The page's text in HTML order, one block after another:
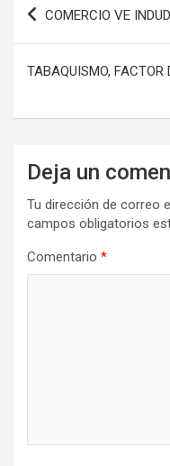
entradas
COMERCIO VE
TABAQUISMO, FACTOR
Deja un
Tu dirección de correo
campos obligatorios
Comentario *